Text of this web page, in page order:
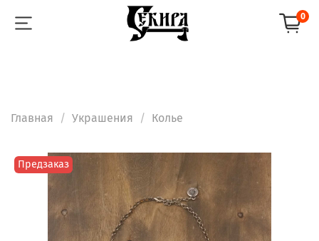
0
Главная Украшения Колье
Предзаказ